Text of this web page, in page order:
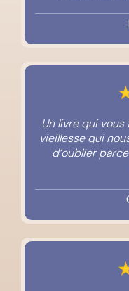
Un livre qui
vieillesse qui
d’oublier